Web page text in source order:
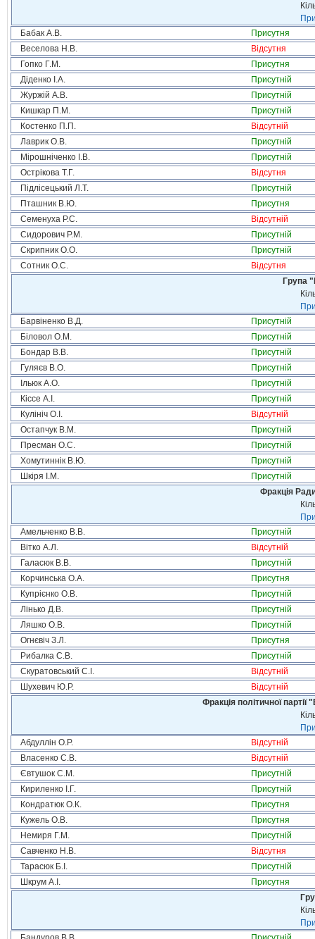
Бабак А.В.
Присутня
Веселова Н.В.
Відсутня
Гопко Г.М.
Присутня
Діденко І.А.
Присутній
Журжій А.В.
Присутній
Кишкар П.М.
Присутній
Костенко П.П.
Відсутній
Лаврик О.В.
Присутній
Мірошніченко І.В.
Присутній
Острікова Т.Г.
Відсутня
Підлісецький Л.Т.
Присутній
Пташник В.Ю.
Присутня
Семенуха Р.С.
Відсутній
Сидорович Р.М.
Присутній
Скрипник О.О.
Присутній
Сотник О.С.
Відсутня
Група
Барвіненко В.Д.
Присутній
Біловол О.М.
Присутній
Бондар В.В.
Присутній
Гуляєв В.О.
Присутній
Ільюк А.О.
Присутній
Кіссе А.І.
Присутній
Кулініч О.І.
Відсутній
Остапчук В.М.
Присутній
Пресман О.С.
Присутній
Хомутиннік В.Ю.
Присутній
Шкіря І.М.
Присутній
Фракція
Амельченко В.В.
Присутній
Вітко А.Л.
Відсутній
Галасюк В.В.
Присутній
Корчинська О.А.
Присутня
Купрієнко О.В.
Присутній
Лінько Д.В.
Присутній
Ляшко О.В.
Присутній
Огнєвіч З.Л.
Присутня
Рибалка С.В.
Присутній
Скуратовський С.І.
Відсутній
Шухевич Ю.Р.
Відсутній
Фракція політичної
Абдуллін О.Р.
Відсутній
Власенко С.В.
Відсутній
Євтушок С.М.
Присутній
Кириленко І.Г.
Присутній
Кондратюк О.К.
Присутня
Кужель О.В.
Присутня
Немиря Г.М.
Присутній
Савченко Н.В.
Відсутня
Тарасюк Б.І.
Присутній
Шкрум А.І.
Присутня